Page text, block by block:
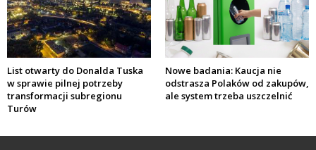
List otwarty do Donalda Tuska
w sprawie pilnej potrzeby
transformacji subregionu
Turów
Nowe badania: Kaucja nie
odstrasza Polaków od zakupów,
ale system trzeba uszczelnić